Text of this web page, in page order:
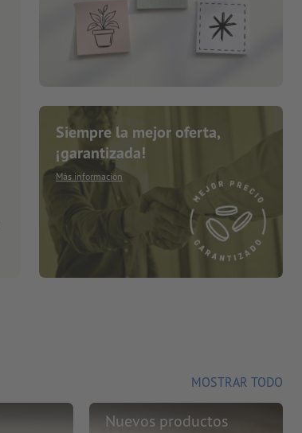
Siempre la mejor oferta,
¡garantizada!
Más información
MOSTRAR TODO
Nuevos productos